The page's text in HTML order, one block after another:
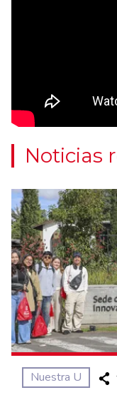
Noticias
Nuestra U